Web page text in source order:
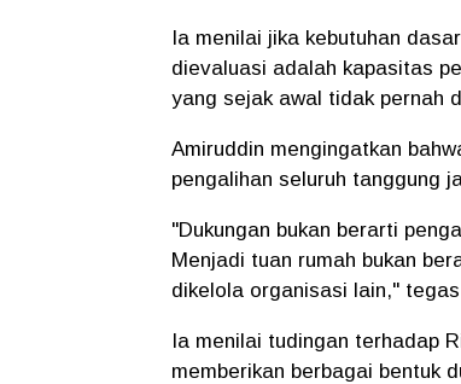
Ia menilai jika kebutuhan
dievaluasi adalah kapasitas
yang sejak awal tidak pernah
Amiruddin mengingatkan
pengalihan seluruh tanggung
"Dukungan bukan berarti
Menjadi tuan rumah bukan
dikelola organisasi lain,"
Ia menilai tudingan terhadap
memberikan berbagai bentuk